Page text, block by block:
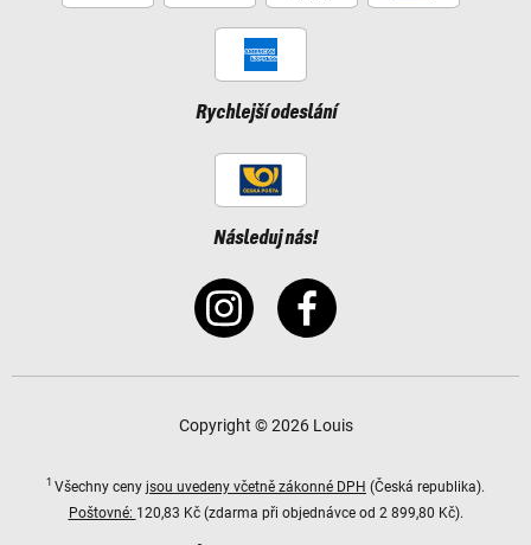
Rychlejší odeslání
Následuj nás!
Copyright © 2026 Louis
1 Všechny ceny jsou uvedeny včetně zákonné DPH (Česká republika).
Poštovné: 120,83 Kč (zdarma při objednávce od 2 899,80 Kč).